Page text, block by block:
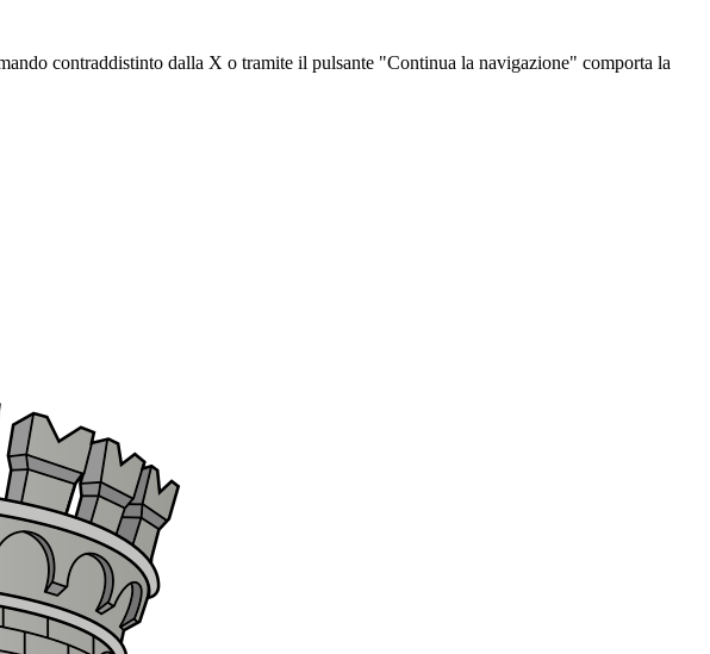
contraddistinto dalla X o tramite il pulsante "Continua la navigazione" comporta la